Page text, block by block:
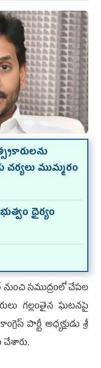
చర్యలు ముమ్మరం
ధైర్యం
సముద్రంలో చేపల
గల్లంతైన ఘటనపై
పార్టీ అధ్యక్షుడు శ్రీ
చేశారు.